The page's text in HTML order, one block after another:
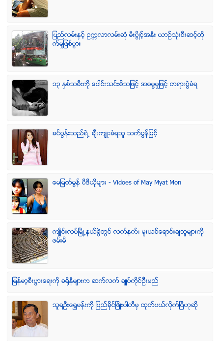
ျပည္လမ္းႏွင့္ ဥကၠလာလမ္းဆုံ မီးပြိဳင့္အနီး ယာဥ္သုံးစီးဆင့္တို
က္မႈျဖစ္ပြား
၁၃ ႏွစ္သမီးကို ေပါင္းသင္းမိသျဖင့္ အဓမၼမႈျဖင့္ တရားစြဲခံရ
ခင္ပြန္းသည္ရဲ႕ ခ်ီးက်ဴးခံရသူ သက္မြန္ျမင့္
ေမျမတ္မြန္ ဗီဒီယုိမ်ား - Vidoes of May Myat Mon
က်ဳိင္းလပ္ၿမိဳ႕နယ္ခြဲတြင္ လက္နက္၊ မူးယစ္ေရာင္းခ်သူမ်ားကို
ဖမ္းမိ
ျမန္မာ့စီးပြားေရးကို ခရိုနီမ်ားက ဆက္လက္ ခ်ဳပ္ကိုင္ဥိီးမည္
သူရဦးေရႊမန္းကို ျပည္ခိုင္ျဖိဳးပါတီမွ ထုတ္ပယ္လိုက္ျပီဟုဆို